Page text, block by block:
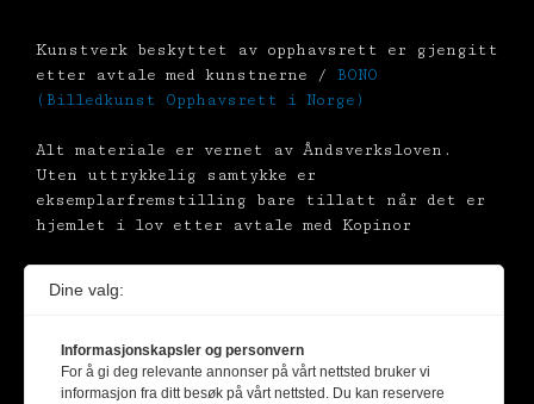
Kunstverk beskyttet av opphavsrett er gjengitt
etter avtale med kunstnerne / BONO
(Billedkunst Opphavsrett i Norge)
Alt materiale er vernet av Åndsverksloven.
Uten uttrykkelig samtykke er
eksemplarfremstilling bare tillatt når det er
hjemlet i lov etter avtale med Kopinor
Dine valg:
Informasjonskapsler og personvern
For å gi deg relevante annonser på vårt nettsted bruker vi
informasjon fra ditt besøk på vårt nettsted. Du kan reservere